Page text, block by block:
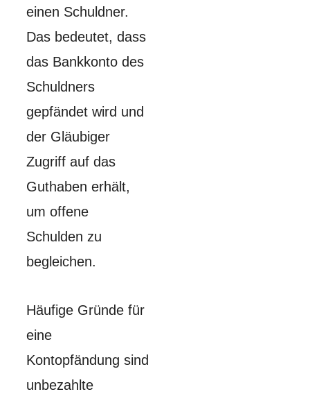
einen Schuldner.
Das bedeutet, dass
das Bankkonto des
Schuldners
gepfändet wird und
der Gläubiger
Zugriff auf das
Guthaben erhält,
um offene
Schulden zu
begleichen.
Häufige Gründe für
eine
Kontopfändung sind
unbezahlte